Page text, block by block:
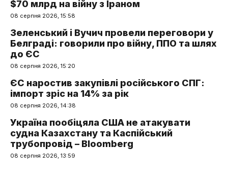
$70 млрд на війну з Іраном
08 серпня 2026, 15:58
Зеленський і Вучич провели переговори у
Белграді: говорили про війну, ППО та шлях
до ЄС
08 серпня 2026, 15:20
ЄС наростив закупівлі російського СПГ:
імпорт зріс на 14% за рік
08 серпня 2026, 14:38
Україна пообіцяла США не атакувати
судна Казахстану та Каспійський
трубопровід – Bloomberg
08 серпня 2026, 13:59